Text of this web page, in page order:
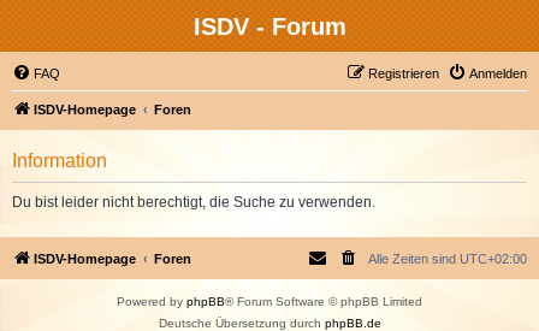
ISDV - Forum
FAQ Anmelden
Registrieren
ISDV-Homepage Foren
Information
Du bist leider nicht berechtigt, die Suche zu verwenden.
ISDV-Homepage Foren Alle Zeiten sind UTC+02:00
Powered by phpBB® Forum Software © phpBB Limited
Deutsche Übersetzung durch phpBB.de